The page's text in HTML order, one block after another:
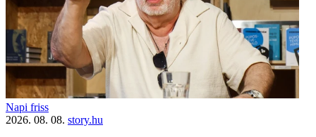
Napi friss
2026. 08. 08. story.hu